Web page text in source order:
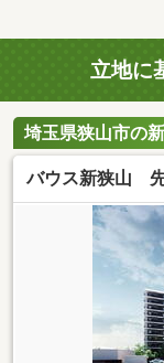
立地に
埼玉県狭山市の
バウス新狭山